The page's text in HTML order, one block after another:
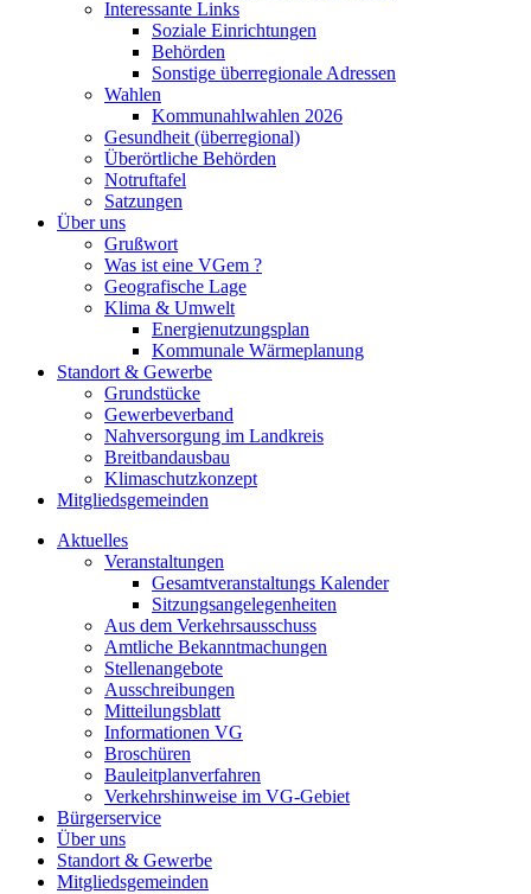
Interessante Links
Soziale Einrichtungen
Behörden
Sonstige überregionale Adressen
Wahlen
Kommunahlwahlen 2026
Gesundheit (überregional)
Überörtliche Behörden
Notruftafel
Satzungen
Über uns
Grußwort
Was ist eine VGem ?
Geografische Lage
Klima & Umwelt
Energienutzungsplan
Kommunale Wärmeplanung
Standort & Gewerbe
Grundstücke
Gewerbeverband
Nahversorgung im Landkreis
Breitbandausbau
Klimaschutzkonzept
Mitgliedsgemeinden
Aktuelles
Veranstaltungen
Gesamtveranstaltungs Kalender
Sitzungsangelegenheiten
Aus dem Verkehrsausschuss
Amtliche Bekanntmachungen
Stellenangebote
Ausschreibungen
Mitteilungsblatt
Informationen VG
Broschüren
Bauleitplanverfahren
Verkehrshinweise im VG-Gebiet
Bürgerservice
Über uns
Standort & Gewerbe
Mitgliedsgemeinden